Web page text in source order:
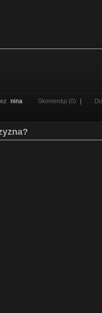
nina Skomentuj (0)